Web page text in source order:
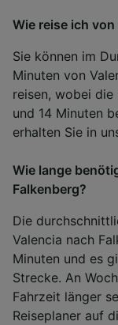
Wie reise ich
Sie können im
Minuten von
reisen, wobei die
und 14 Minuten
erhalten Sie in
Wie lange
Falkenberg?
Die
Valencia nach
Minuten und es
Strecke. An
Fahrzeit länger
Reiseplaner auf